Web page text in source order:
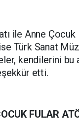
ile Anne
Türk Sanat
kendilerini bu
etti.
FULAR